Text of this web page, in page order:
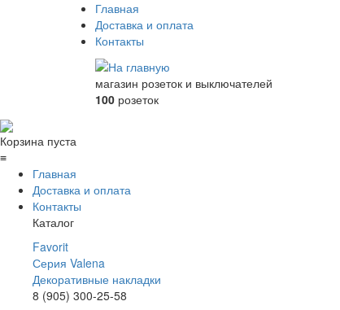
Главная
Доставка и оплата
Контакты
магазин розеток и выключателей
100 розеток
Корзина пуста
≡
Главная
Доставка и оплата
Контакты
Каталог
Favorit
Серия Valena
Декоративные накладки
8 (905) 300-25-58